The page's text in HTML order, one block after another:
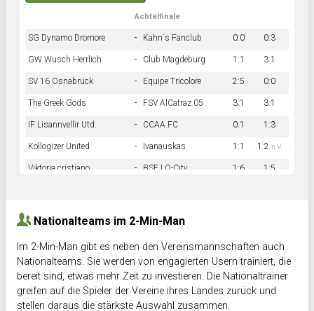
Achtelfinale
SG Dynamo Dromore - Kahn´s Fanclub 0:0 0:3
GW Wusch Herrlich - Club Magdeburg 1:1 3:1
SV 16 Osnabrück - Equipe Tricolore 2:5 0:0
The Greek Gods - FSV AlCatraz 05 3:1 3:1
IF Lisannvellir Utd. - CCAA FC 0:1 1:3
Kollogizer United - Ivanauskas 1:1 1:2 n.V.
Viktoria cristiano - BSF LO-City 1:6 1:5
Nationalteams im 2-Min-Man
Im 2-Min-Man gibt es neben den Vereinsmannschaften auch
Nationalteams. Sie werden von engagierten Usern trainiert, die
bereit sind, etwas mehr Zeit zu investieren. Die Nationaltrainer
greifen auf die Spieler der Vereine ihres Landes zurück und
stellen daraus die stärkste Auswahl zusammen.